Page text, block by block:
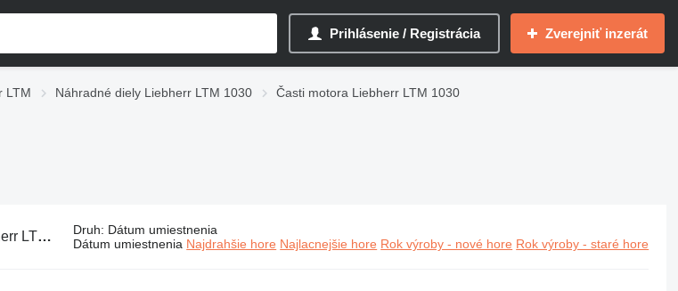
Prihlásenie / Registrácia Zverejniť inzerát
LTM Náhradné diely Liebherr LTM 1030
Časti motora Liebherr LTM 1030
žeriavy Druh: Dátum umiestnenia
Dátum umiestnenia Najdrahšie hore Najlacnejšie hore Rok výroby - nové hore Rok výroby - staré hore